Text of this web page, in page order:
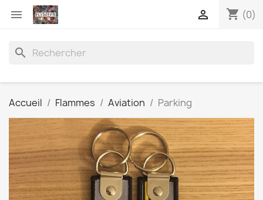
 shopping_cart (0)

search
Accueil Flammes Aviation Parking